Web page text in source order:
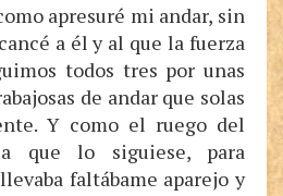
apresuré mi andar, sin
a él y al que la fuerza
todos tres por unas
de andar que solas
Y como el ruego del
que lo siguiese, para
faltábame aparejo y